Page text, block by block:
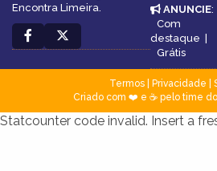
Encontra Limeira.
ANUNCIE:
Com
destaque |
Grátis
Termos| Privacidade
Criado com ❤️ e ☕ pelo time
Statcounter code invalid. Insert a